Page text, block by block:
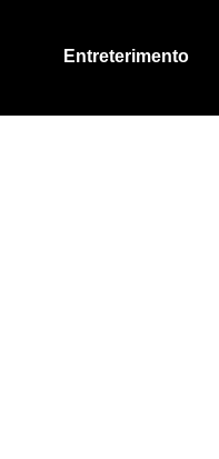
Entreterimento